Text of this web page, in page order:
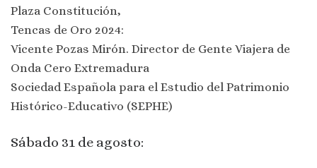
Plaza Constitución,
Tencas de Oro 2024:
Vicente Pozas Mirón. Director de Gente Viajera de
Onda Cero Extremadura
Sociedad Española para el Estudio del Patrimonio
Histórico-Educativo (SEPHE)
Sábado 31 de agosto: